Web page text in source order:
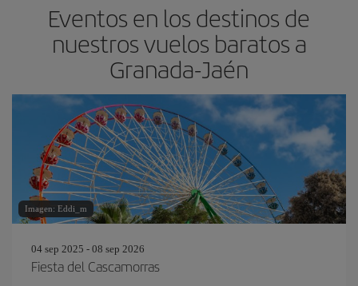
Eventos en los destinos de
nuestros vuelos baratos a
Granada-Jaén
Imagen: Eddi_m
04 sep 2025 - 08 sep 2026
Fiesta del Cascamorras